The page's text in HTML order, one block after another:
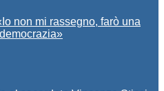
non mi rassegno, farò una